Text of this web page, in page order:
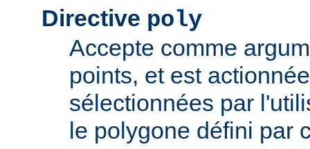
Directive poly
Accepte comme
points, et est
sélectionnées par
le polygone défini par